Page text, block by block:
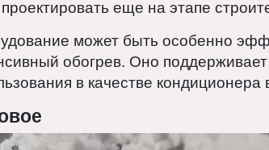
интеграции с
глубокая автоматизация,
минус здесь —
увлажнители. Отметим,
проектировать еще на этапе